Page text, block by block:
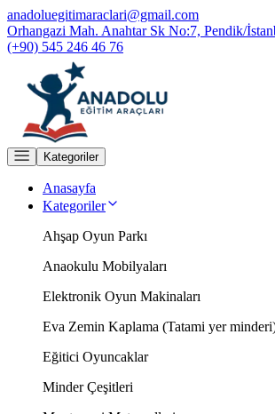
anadoluegitimaraclari@gmail.com
Orhangazi Mah. Anahtar Sk No:7, Pendik/
(+90) 545 246 46 76
Kategoriler
Anasayfa
Kategoriler
Ahşap Oyun Parkı
Anaokulu Mobilyaları
Elektronik Oyun Makinaları
Eva Zemin Kaplama (Tatami yer
Eğitici Oyuncaklar
Minder Çeşitleri